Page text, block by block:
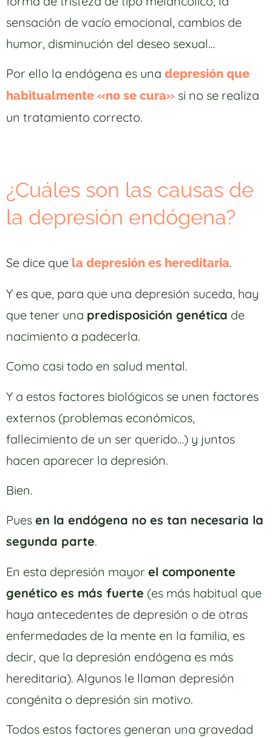
sensación de vacío emocional, cambios de
humor, disminución del deseo sexual…
Por ello la endógena es una depresión que
habitualmente «no se cura» si no se realiza
un tratamiento correcto.
¿Cuáles son las causas de
la depresión endógena?
Se dice que la depresión es hereditaria.
Y es que, para que una depresión suceda, hay
que tener una predisposición genética de
nacimiento a padecerla.
Como casi todo en salud mental.
Y a estos factores biológicos se unen factores
externos (problemas económicos,
fallecimiento de un ser querido…) y juntos
hacen aparecer la depresión.
Bien.
Pues en la endógena no es tan necesaria la
segunda parte.
En esta depresión mayor el componente
genético es más fuerte (es más habitual que
haya antecedentes de depresión o de otras
enfermedades de la mente en la familia, es
decir, que la depresión endógena es más
hereditaria). Algunos le llaman depresión
congénita o depresión sin motivo.
Todos estos factores generan una gravedad